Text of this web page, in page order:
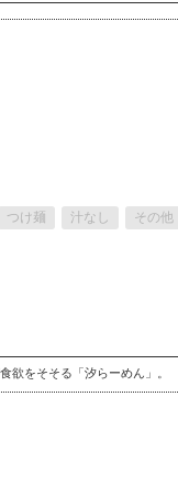
つけ麺 汁なし
その他
欲をそそる「汐らーめん」。